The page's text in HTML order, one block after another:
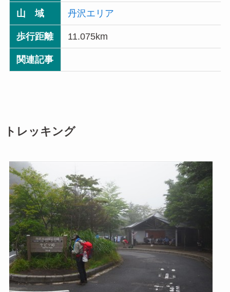
山 域 丹沢エリア
歩行距離 11.075km
関連記事
トレッキング